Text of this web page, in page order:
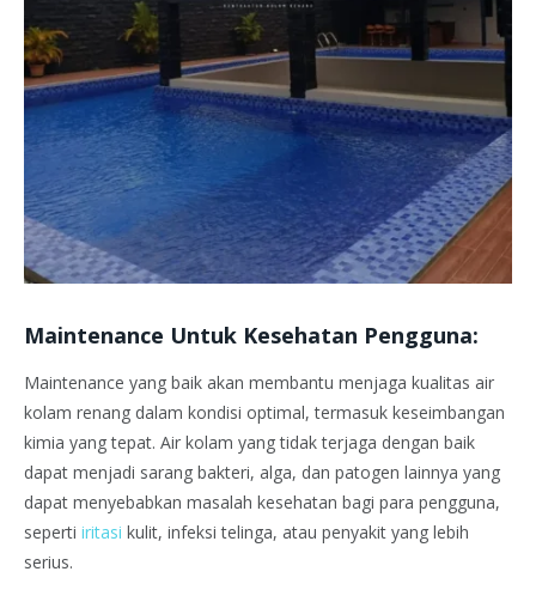
Maintenance Untuk Kesehatan Pengguna:
Maintenance yang baik akan membantu menjaga kualitas air
kolam renang dalam kondisi optimal, termasuk keseimbangan
kimia yang tepat. Air kolam yang tidak terjaga dengan baik
dapat menjadi sarang bakteri, alga, dan patogen lainnya yang
dapat menyebabkan masalah kesehatan bagi para pengguna,
seperti iritasi kulit, infeksi telinga, atau penyakit yang lebih
serius.